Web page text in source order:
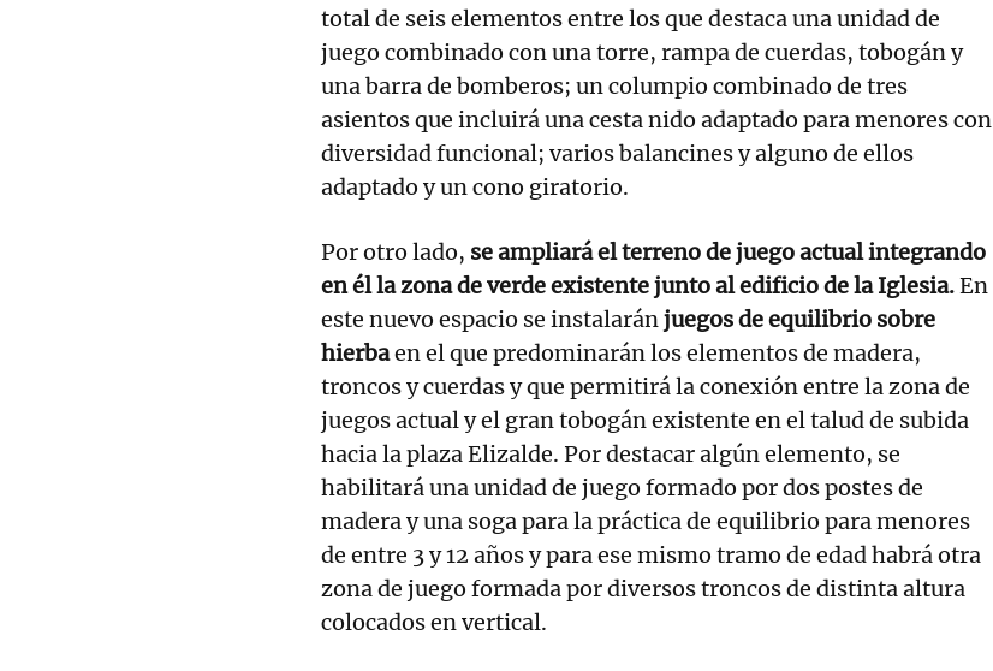
total de seis elementos entre los que destaca una unidad de
juego combinado con una torre, rampa de cuerdas, tobogán y
una barra de bomberos; un columpio combinado de tres
asientos que incluirá una cesta nido adaptado para menores con
diversidad funcional; varios balancines y alguno de ellos
adaptado y un cono giratorio.
Por otro lado, se ampliará el terreno de juego actual integrando
en él la zona de verde existente junto al edificio de la Iglesia.En
este nuevo espacio se instalaránjuegos de equilibrio sobre
hierbaen el que predominarán los elementos de madera,
troncos y cuerdas y que permitirá la conexión entre la zona de
juegos actual y el gran tobogán existente en el talud de subida
hacia la plaza Elizalde. Por destacar algún elemento, se
habilitará una unidad de juego formado por dos postes de
madera y una soga para la práctica de equilibrio para menores
de entre 3 y 12 años y para ese mismo tramo de edad habrá otra
zona de juego formada por diversos troncos de distinta altura
colocados en vertical.